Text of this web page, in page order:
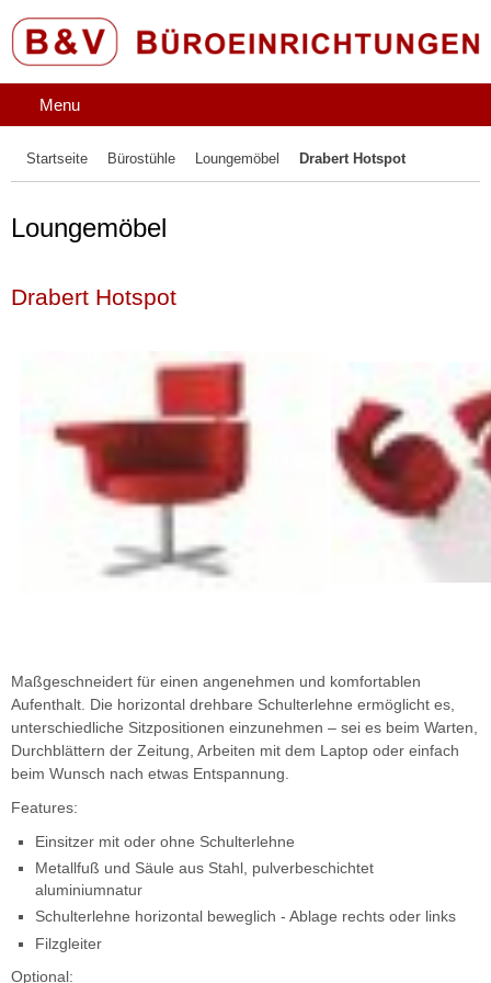
Menu
Startseite Bürostühle Loungemöbel Drabert Hotspot
Loungemöbel
Drabert Hotspot
Maßgeschneidert für einen angenehmen und komfortablen
Aufenthalt. Die horizontal drehbare Schulterlehne ermöglicht es,
unterschiedliche Sitzpositionen einzunehmen – sei es beim Warten,
Durchblättern der Zeitung, Arbeiten mit dem Laptop oder einfach
beim Wunsch nach etwas Entspannung.
Features:
Einsitzer mit oder ohne Schulterlehne
Metallfuß und Säule aus Stahl, pulverbeschichtet
aluminiumnatur
Schulterlehne horizontal beweglich - Ablage rechts oder links
Filzgleiter
Optional: